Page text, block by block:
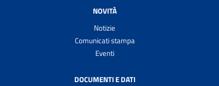
NOVITÀ
Notizie
Comunicati stampa
Eventi
DOCUMENTI E DATI